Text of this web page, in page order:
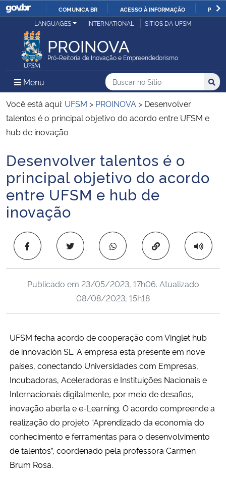
IR
O
COMUNICA BR ACESSO À INFORMAÇÃO
Ministério da Justiça e Segurança Pública
Ministério da Defesa
Ministério das Relações Exteriores
Ministério da Economia
Ministério da Infraestrutura
Ministério da Agricultura, Pecuária e Abastecimento
Ministério da Educação
Ministério da Cidadania
Ministério da Saúde
Ministério de Minas e Energia
Ministério da Ciência, Tecnologia, Inovações e Comunicações
Ministério do Meio Ambiente
Ministério do Turismo
Ministério do Desenvolvimento Regional
Controladoria-Geral da União
Ministério da Mulher, da Família e dos Direitos Humanos
LANGUAGES INTERNATIONAL SÍTIOS DA UFSM
PROINOVA
Pró-Reitoria de Inovação e Empreendedorismo
Menu Menu Principal do Sítio
Busca
Buscar no no Sítio
Busca:
Você está aqui: UFSM > PROINOVA > Desenvolver
talentos é o principal objetivo do acordo entre UFSM e
hub de inovação
Início do conteúdo
Desenvolver talentos é o
principal objetivo do acordo
entre UFSM e hub de
inovação
Copiar para área
Publicado em 23/05/2023, 17h06. Atualizado
08/08/2023, 15h18
UFSM fecha acordo de cooperação com Vinglet hub
de innovación SL. A empresa está presente em nove
países, conectando Universidades com Empresas,
Incubadoras, Aceleradoras e Instituições Nacionais e
Internacionais digitalmente, por meio de desafios,
inovação aberta e e-Learning. O acordo compreende a
realização do projeto “Aprendizado da economia do
conhecimento e ferramentas para o desenvolvimento
de talentos”, coordenado pela professora Carmen
Brum Rosa.